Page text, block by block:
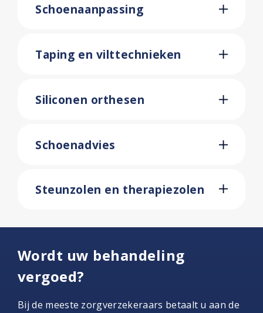
Schoenaanpassing
Taping en vilttechnieken
Siliconen orthesen
Schoenadvies
Steunzolen en therapiezolen
Wordt uw behandeling
vergoed?
Bij de meeste zorgverzekeraars betaalt u aan de